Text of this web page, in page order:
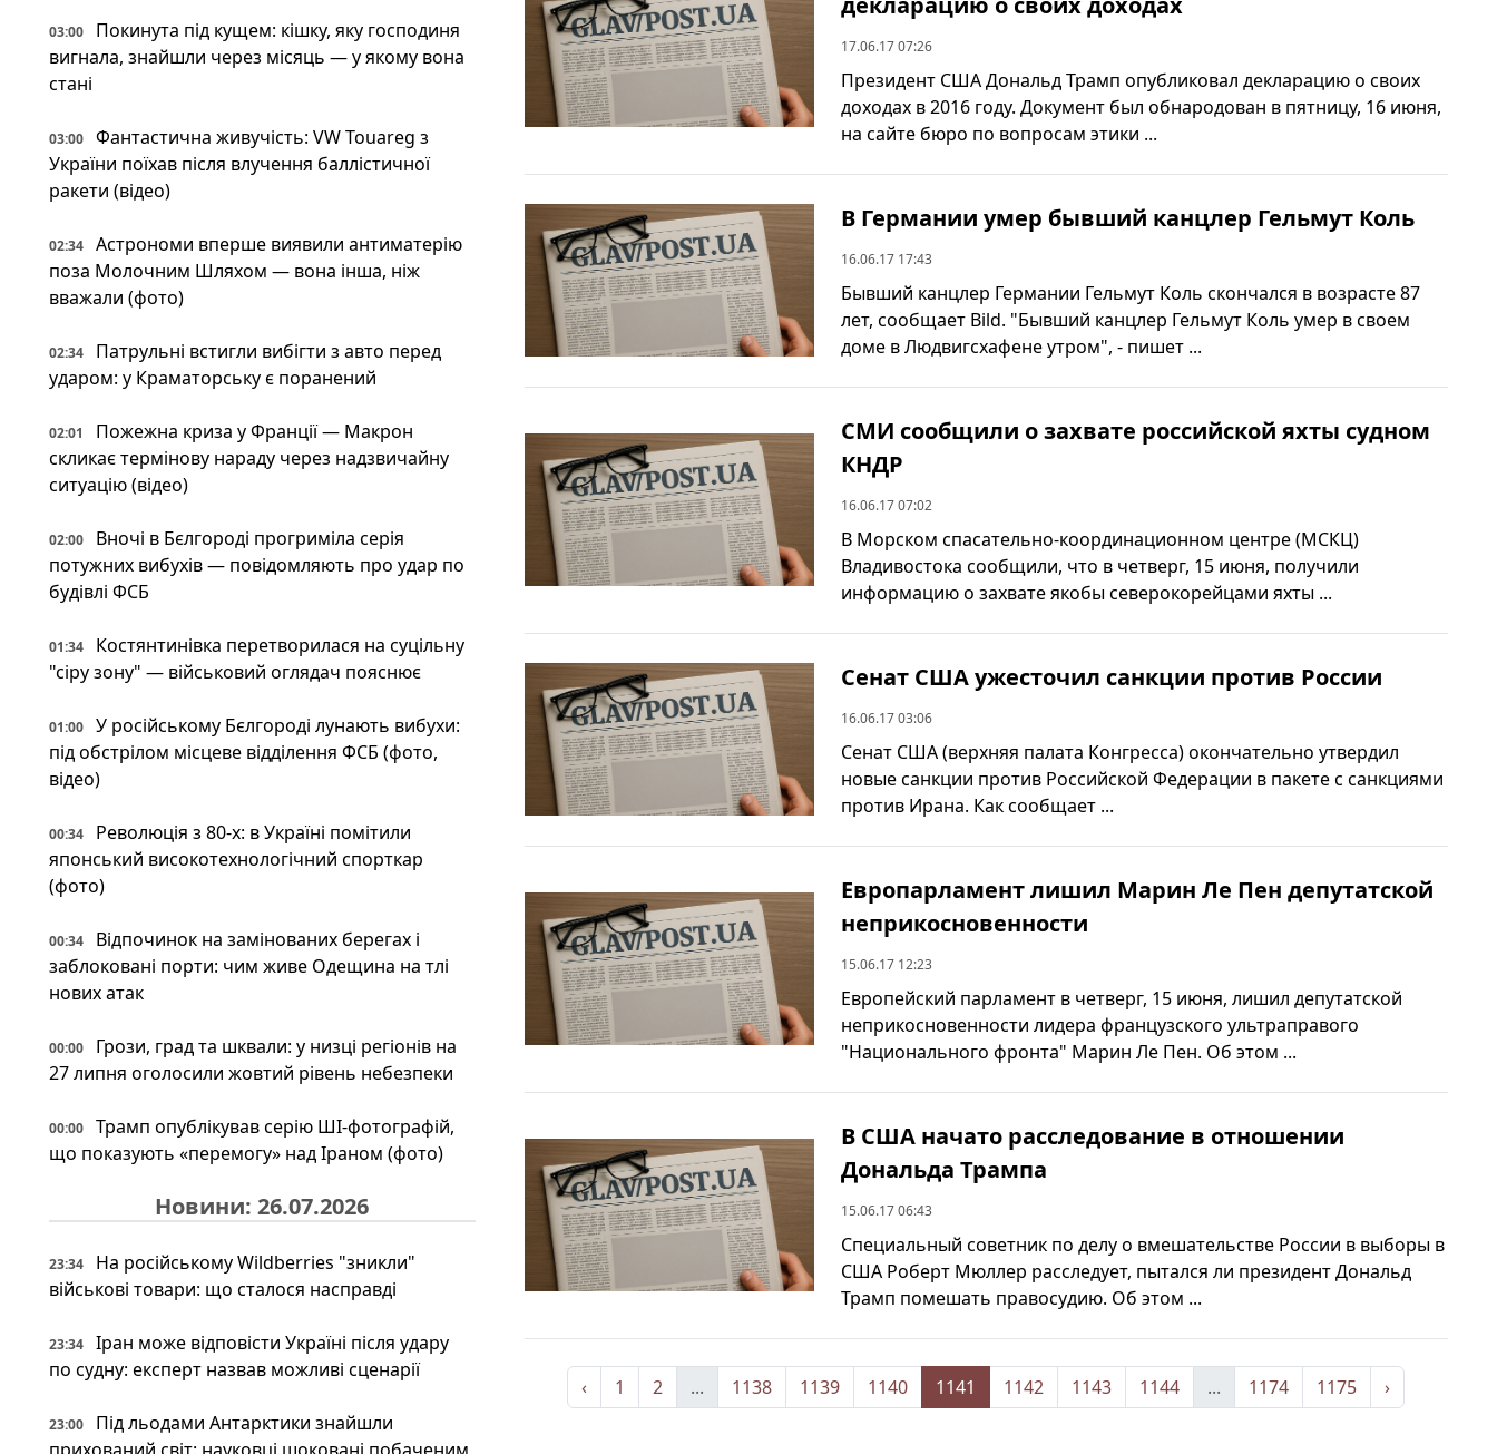
03:00
Покинута під кущем: кішку, яку господиня
вигнала, знайшли через місяць — у якому вона
стані
03:00
Фантастична живучість: VW Touareg з
України поїхав після влучення баллістичної
ракети (відео)
02:34
Астрономи вперше виявили антиматерію
поза Молочним Шляхом — вона інша, ніж
вважали (фото)
02:34
Патрульні встигли вибігти з авто перед
ударом: у Краматорську є поранений
02:01
Пожежна криза у Франції — Макрон
скликає термінову нараду через надзвичайну
ситуацію (відео)
02:00
Вночі в Бєлгороді прогриміла серія
потужних вибухів — повідомляють про удар по
будівлі ФСБ
01:34
Костянтинівка перетворилася на суцільну
"сіру зону" — військовий оглядач пояснює
01:00
У російському Бєлгороді лунають вибухи:
під обстрілом місцеве відділення ФСБ (фото,
відео)
00:34
Революція з 80-х: в Україні помітили
японський високотехнологічний спорткар
(фото)
00:34
Відпочинок на замінованих берегах і
заблоковані порти: чим живе Одещина на тлі
нових атак
00:00
Грози, град та шквали: у низці регіонів на
27 липня оголосили жовтий рівень небезпеки
00:00
Трамп опублікував серію ШІ-фотографій,
що показують «перемогу» над Іраном (фото)
Новини: 26.07.2026
23:34
На російському Wildberries "зникли"
військові товари: що сталося насправді
23:34
Іран може відповісти Україні після удару
по судну: експерт назвав можливі сценарії
23:00
Під льодами Антарктики знайшли
17.06.17 07:26
Президент США Дональд Трамп опубликовал декларацию о своих
доходах в 2016 году. Документ был обнародован в пятницу, 16 июня,
на сайте бюро по вопросам этики ...
В Германии умер бывший канцлер Гельмут Коль
16.06.17 17:43
Бывший канцлер Германии Гельмут Коль скончался в возрасте 87
лет, сообщает Bild. "Бывший канцлер Гельмут Коль умер в своем
доме в Людвигсхафене утром", - пишет ...
СМИ сообщили о захвате российской яхты судном
КНДР
16.06.17 07:02
В Морском спасательно-координационном центре (МСКЦ)
Владивостока сообщили, что в четверг, 15 июня, получили
информацию о захвате якобы северокорейцами яхты ...
Сенат США ужесточил санкции против России
16.06.17 03:06
Сенат США (верхняя палата Конгресса) окончательно утвердил
новые санкции против Российской Федерации в пакете с санкциями
против Ирана. Как сообщает ...
Европарламент лишил Марин Ле Пен депутатской
неприкосновенности
15.06.17 12:23
Европейский парламент в четверг, 15 июня, лишил депутатской
неприкосновенности лидера французского ультраправого
"Национального фронта" Марин Ле Пен. Об этом ...
В США начато расследование в отношении
Дональда Трампа
15.06.17 06:43
Специальный советник по делу о вмешательстве России в выборы в
США Роберт Мюллер расследует, пытался ли президент Дональд
Трамп помешать правосудию. Об этом ...
‹ 1 2 ... 1138 1139 1140 1141 1142 1143 1144 ... 1174 1175 ›